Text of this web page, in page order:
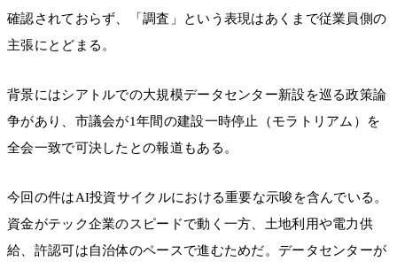
確認されておらず、「調査」という表現はあくまで従業員側の
主張にとどまる。
背景にはシアトルでの大規模データセンター新設を巡る政策論
争があり、市議会が1年間の建設一時停止（モラトリアム）を
全会一致で可決したとの報道もある。
今回の件はAI投資サイクルにおける重要な示唆を含んでいる。
資金がテック企業のスピードで動く一方、土地利用や電力供
給、許認可は自治体のペースで進むためだ。データセンターが